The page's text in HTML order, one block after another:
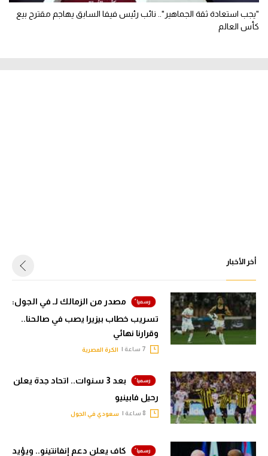
"يجب استعادة ثقة الجماهير".. نائب رئيس فيفا السابق يهاجم مقترح بيع
كأس العالم
أخر الأخبار
مصدر من الزمالك لـ في الجول:
تسريب خطاب بيزيرا يصب في صالحنا..
وقرارنا نهائي
الكرة المصرية
بعد 3 سنوات.. اتحاد جدة يعلن
رحيل فابينيو
سعودي في الجول
كاف يعلن دعم إنفانتينو.. ويؤيد